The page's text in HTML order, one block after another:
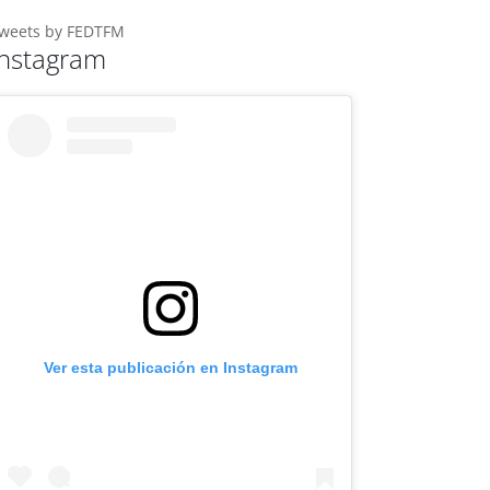
by FEDTFM
Ver esta publicación en Instagram